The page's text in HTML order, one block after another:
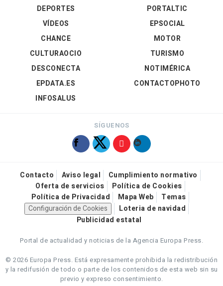
DEPORTES
VÍDEOS
PORTALTIC
EPSOCIAL
CHANCE
CULTURAOCIO
DESCONECTA
EPDATA.ES
INFOSALUS
MOTOR
TURISMO
NOTIMÉRICA
CONTACTOPHOTO
SÍGUENOS
Contacto Aviso legal
Cumplimiento normativo
Oferta de servicios
Política de Cookies
Política de Privacidad
Mapa Web
Temas
Configuración de Cookies
Loteria de navidad
Publicidad estatal
Portal de actualidad y noticias de la Agencia Europa Press.
© 2026 Europa Press. Está expresamente prohibida la redistribución
y la redifusión de todo o parte de los contenidos de esta web sin su
previo y expreso consentimiento.